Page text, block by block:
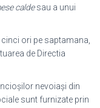
caldesau a unui
ori pe saptamana,
de Directia
nevoiași din
sunt furnizate prin